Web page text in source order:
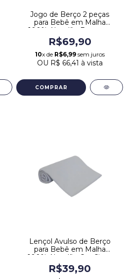
Jogo de Berço 2 peças
para Bebê em Malha
100% Algodão Estampa
Flor Rosa
R$69,90
10x de R$6,99sem juros
OU R$ 66,41 à vista
Lençol Avulso de Berço
para Bebê em Malha
100% Algodão Cor Cinza
R$39,90